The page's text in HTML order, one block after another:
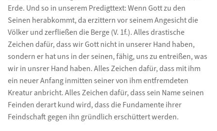
Erde. Und so in unserem Predigttext: Wenn Gott zu den
Seinen herabkommt, da erzittern vor seinem Angesicht die
Völker und zerfließen die Berge (V. 1f.). Alles drastische
Zeichen dafür, dass wir Gott nicht in unserer Hand haben,
sondern er hat uns in der seinen, fähig, uns zu entreißen, was
wir in unsrer Hand haben. Alles Zeichen dafür, dass mit ihm
ein neuer Anfang inmitten seiner von ihm entfremdeten
Kreatur anbricht. Alles Zeichen dafür, dass sein Name seinen
Feinden derart kund wird, dass die Fundamente ihrer
Feindschaft gegen ihn gründlich erschüttert werden.